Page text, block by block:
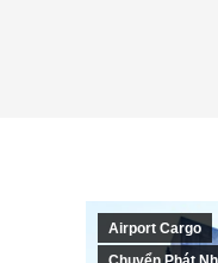
Airport Cargo